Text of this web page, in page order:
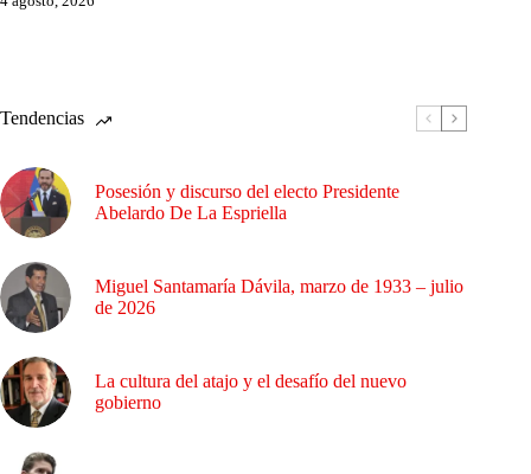
Tendencias
Posesión y discurso del electo Presidente
Abelardo De La Espriella
Miguel Santamaría Dávila, marzo de 1933 – julio
de 2026
La cultura del atajo y el desafío del nuevo
gobierno